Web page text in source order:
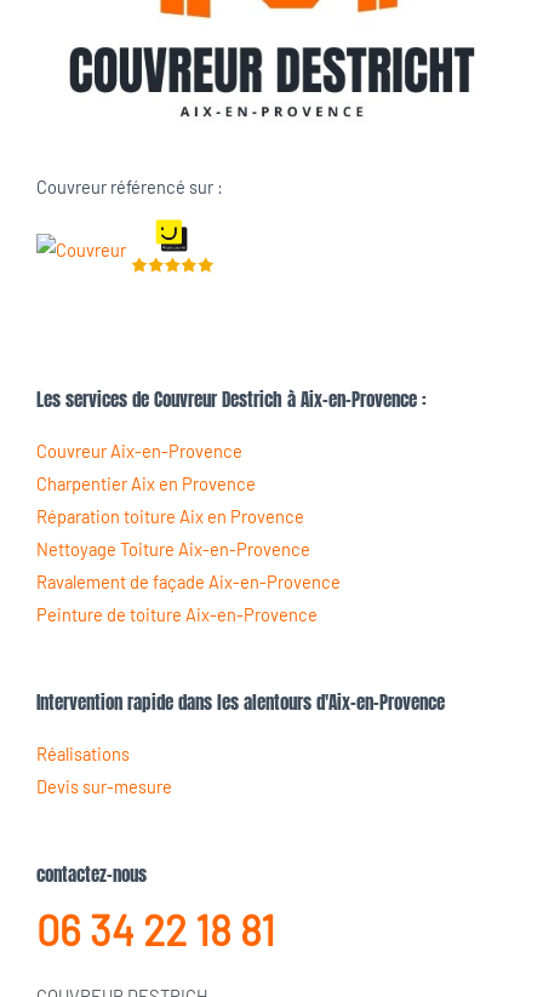
Couvreur référencé sur :
Les services de Couvreur Destrich à Aix-en-Provence :
Couvreur Aix-en-Provence
Charpentier Aix en Provence
Réparation toiture Aix en Provence
Nettoyage Toiture Aix-en-Provence
Ravalement de façade Aix-en-Provence
Peinture de toiture Aix-en-Provence
Intervention rapide dans les alentours d'Aix-en-Provence
Réalisations
Devis sur-mesure
contactez-nous
06 34 22 18 81